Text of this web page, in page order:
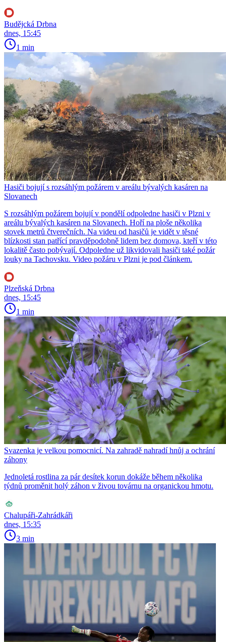
Budějcká Drbna
dnes, 15:45
1 min
Hasiči bojují s rozsáhlým požárem v areálu bývalých kasáren na
Slovanech
S rozsáhlým požárem bojují v pondělí odpoledne hasiči v Plzni v
areálu bývalých kasáren na Slovanech. Hoří na ploše několika
stovek metrů čtverečních. Na videu od hasičů je vidět v těsné
blízkosti stan patřící pravděpodobně lidem bez domova, kteří v této
lokalitě často pobývají. Odpoledne už likvidovali hasiči také požár
louky na Tachovsku. Video požáru v Plzni je pod článkem.
Plzeňská Drbna
dnes, 15:45
1 min
Svazenka je velkou pomocnicí. Na zahradě nahradí hnůj a ochrání
záhony
Jednoletá rostlina za pár desítek korun dokáže během několika
týdnů proměnit holý záhon v živou továrnu na organickou hmotu.
Chalupáři-Zahrádkáři
dnes, 15:35
3 min